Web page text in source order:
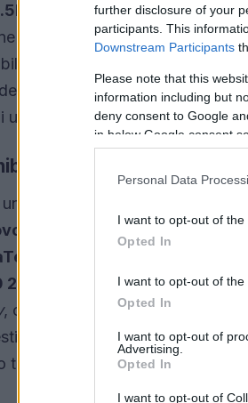
further disclosure of your
participants. This
Downstream Participants
Please note that this
information including but
deny consent to Google
in below Google consent
Personal Data
I want to opt-out of the
Opted In
I want to opt-out of the
Opted In
I want to opt-out of
Advertising.
Opted In
I want to opt-out of
, questi dispositivi offrono
di contenuti multimediali e
di due opzioni di memoria,
più adatto alle proprie
utenti possano restare
e opzioni di colore
gamma di varianti della serie
Idea Tab MediaTek
Dimensity 6300 256GB
5G
. Ciascuno di questi
, che aggiunge un tocco di
dispositivi facilita l’acquisto
tablet senza lunghe attese.